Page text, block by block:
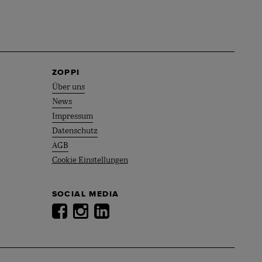
ZOPPI
Über uns
News
Impressum
Datenschutz
AGB
Cookie Einstellungen
SOCIAL MEDIA